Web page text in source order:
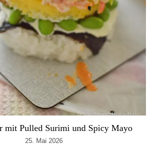
mit Pulled Surimi und Spicy Mayo
25. Mai 2026